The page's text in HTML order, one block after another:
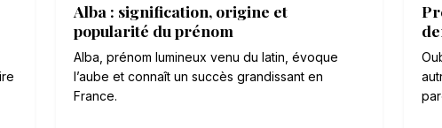
Alba : signification, origine et
popularité du prénom
Alba, prénom lumineux venu du latin, évoque
l’aube et connaît un succès grandissant en
France.